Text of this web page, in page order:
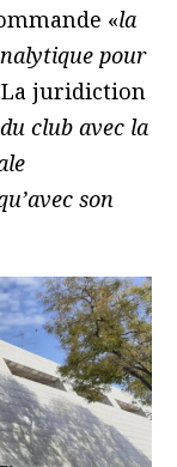
«la
pour
La juridiction
club avec la
son